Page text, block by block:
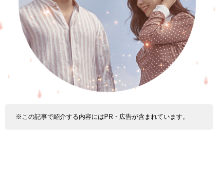
※この記事で紹介する内容にはPR・広告が含まれています。